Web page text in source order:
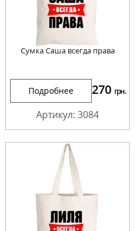
Сумка Саша всегда права
Подробнее 270 грн.
Артикул: 3084